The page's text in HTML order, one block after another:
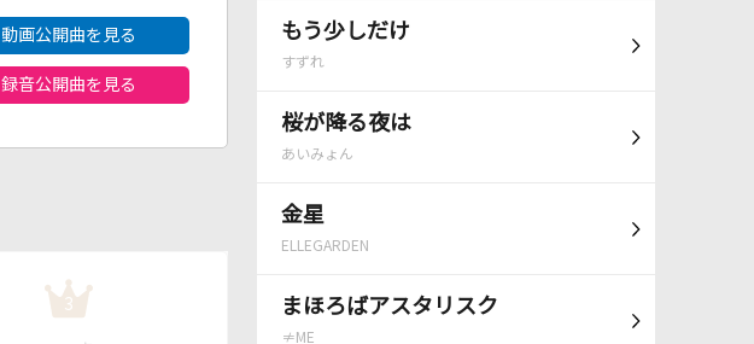
もう少しだけ
すずれ
桜が降る夜は
あいみょん
金星
ELLEGARDEN
まほろばアスタリスク
≠ME
動画公開曲を見る
録音公開曲を見る
3